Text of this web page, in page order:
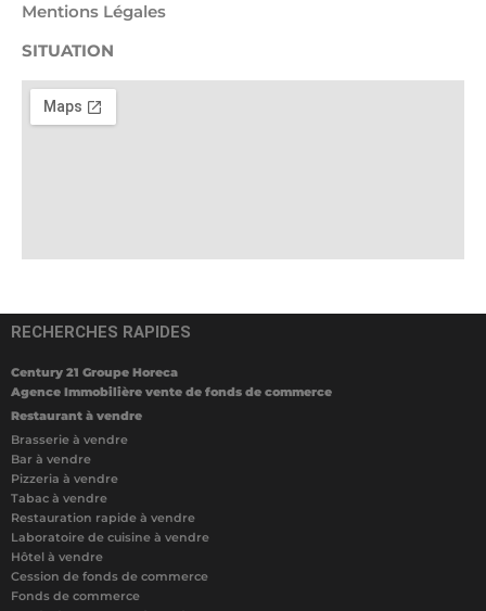
Mentions Légales
SITUATION
RECHERCHES RAPIDES
Century 21 Groupe Horeca
Agence Immobilière vente de fonds de commerce
Restaurant à vendre
Brasserie à vendre
Bar à vendre
Pizzeria à vendre
Tabac à vendre
Restauration rapide à vendre
Laboratoire de cuisine à vendre
Hôtel à vendre
Cession de fonds de commerce
Fonds de commerce